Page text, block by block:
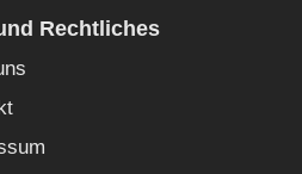
Rechtliches